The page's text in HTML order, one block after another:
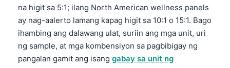
na higit sa 5:1; ilang North American wellness panels
ay nag-aalerto lamang kapag higit sa 10:1 o 15:1. Bago
ihambing ang dalawang ulat, suriin ang mga unit, uri
ng sample, at mga kombensiyon sa pagbibigay ng
pangalan gamit ang isang gabay sa unit ng